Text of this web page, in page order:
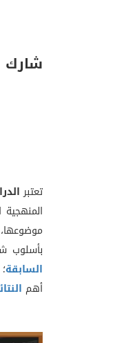
شارك
تعتبر
المنهجية
بأسلوب
السابقة
أهم